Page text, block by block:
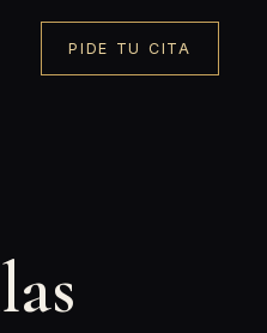
PIDE TU CITA